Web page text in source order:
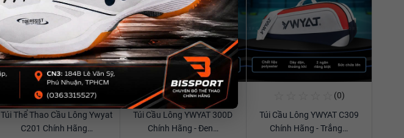
Mua Ngay
☆ ☆☆☆(0)
Túi Thể Thao Cầu Lông Ywyat
C201 Chính Hãng…
Mua Ngay
Xem chi tiết
☆☆ ☆☆☆(0)
Túi Cầu Lông YWYAT 300D
Chính Hãng - Đen…
Xem chi tiết
(0)
Túi Cầu Lông YWYAT C309
Chính Hãng - Trắng…